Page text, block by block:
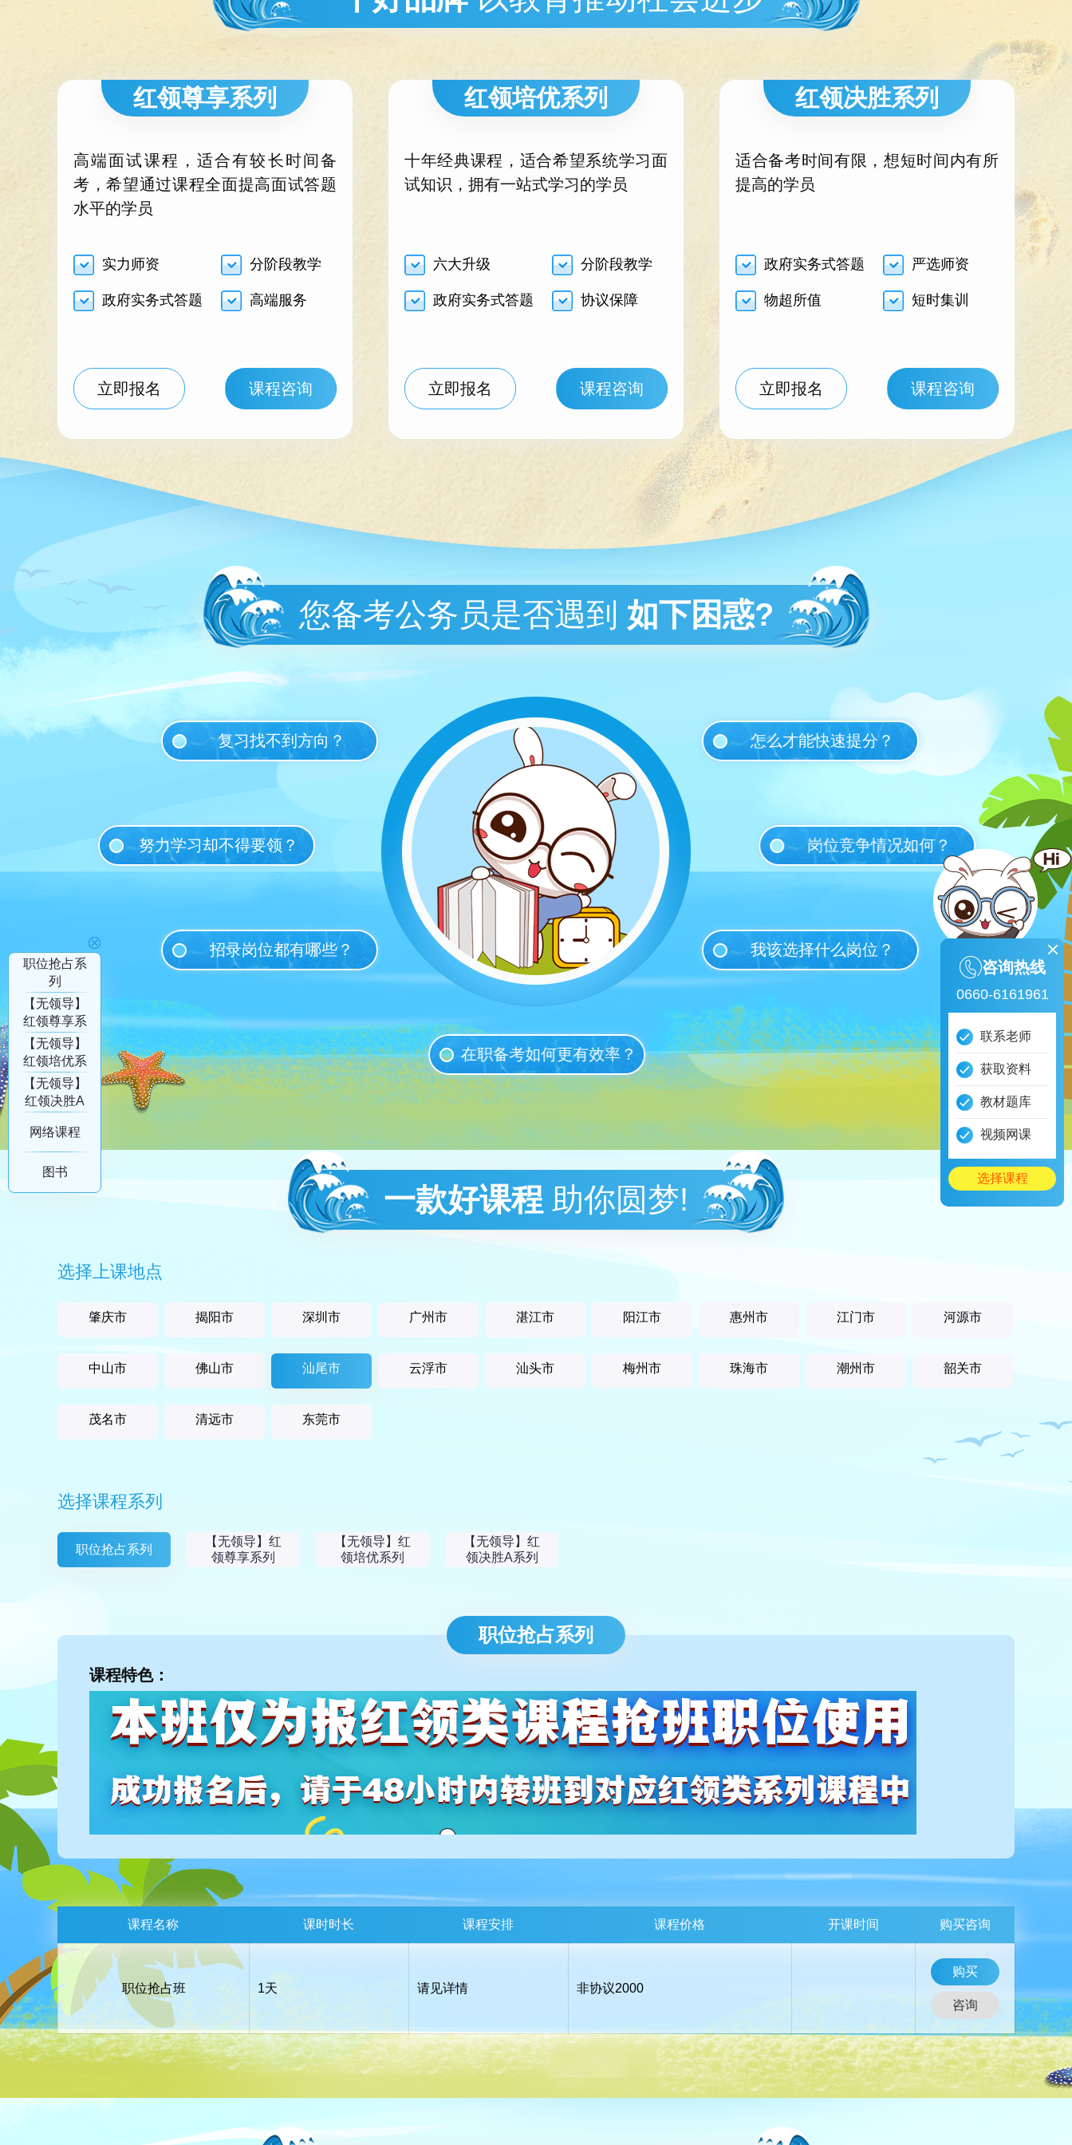
红领尊享系列
高端面试课程，适合有较长时间备
考，希望通过课程全面提高面试答题
水平的学员
实力师资 分阶段教学
政府实务式答题 高端服务
立即报名 课程咨询
红领培优系列
十年经典课程，适合希望系统学习面
试知识，拥有一站式学习的学员
六大升级 分阶段教学
政府实务式答题 协议保障
立即报名 课程咨询
红领决胜系列
适合备考时间有限，想短时间内有所
提高的学员
政府实务式答题 严选师资
物超所值 短时集训
立即报名 课程咨询
您备考公务员是否遇到 如下困惑?
复习找不到方向？ 怎么才能快速提分？
努力学习却不得要领？ 岗位竞争情况如何？
招录岗位都有哪些？ 我该选择什么岗位？
在职备考如何更有效率？
一款好课程 助你圆梦!
选择上课地点
肇庆市 揭阳市 深圳市 广州市 湛江市 阳江市 惠州市 江门市 河源市
中山市 佛山市 汕尾市 云浮市 汕头市 梅州市 珠海市 潮州市 韶关市
茂名市 清远市 东莞市
选择课程系列
职位抢占系列
【无领导】红
领尊享系列
【无领导】红
领培优系列
【无领导】红
领决胜A系列
职位抢占系列
课程特色：
课程名称 课时时长 课程安排 课程价格 开课时间 购买咨询
职位抢占班 1天 请见详情 非协议2000
购买
咨询
职位抢占系
列
【无领导】
红领尊享系
列
【无领导】
红领培优系
列
【无领导】
红领决胜A
网络课程
图书
咨询热线
0660-6161961
联系老师
获取资料
教材题库
视频网课
选择课程